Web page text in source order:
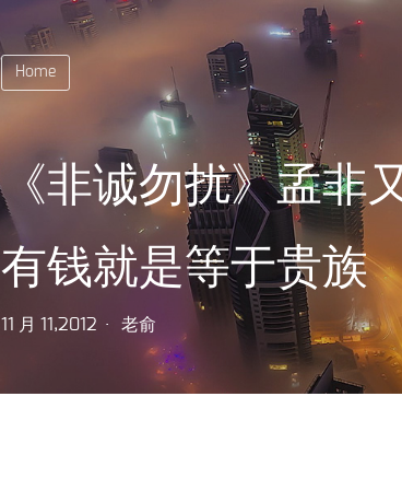
Home
《非诚勿扰》孟非
有钱就是等于贵族
11 月 11,2012 老俞